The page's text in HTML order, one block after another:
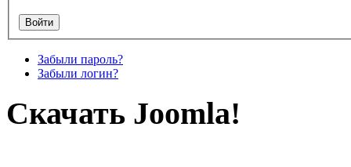
Забыли пароль?
Забыли логин?
Скачать Joomla!